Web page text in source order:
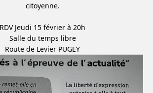
citoyenne.
RDV Jeudi 15 février à 20h
Salle du temps libre
Route de Levier PUGEY